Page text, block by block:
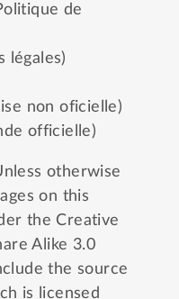
de
légales)
non oficielle)
officielle)
otherwise
on this
the Creative
Alike 3.0
the source
is licensed